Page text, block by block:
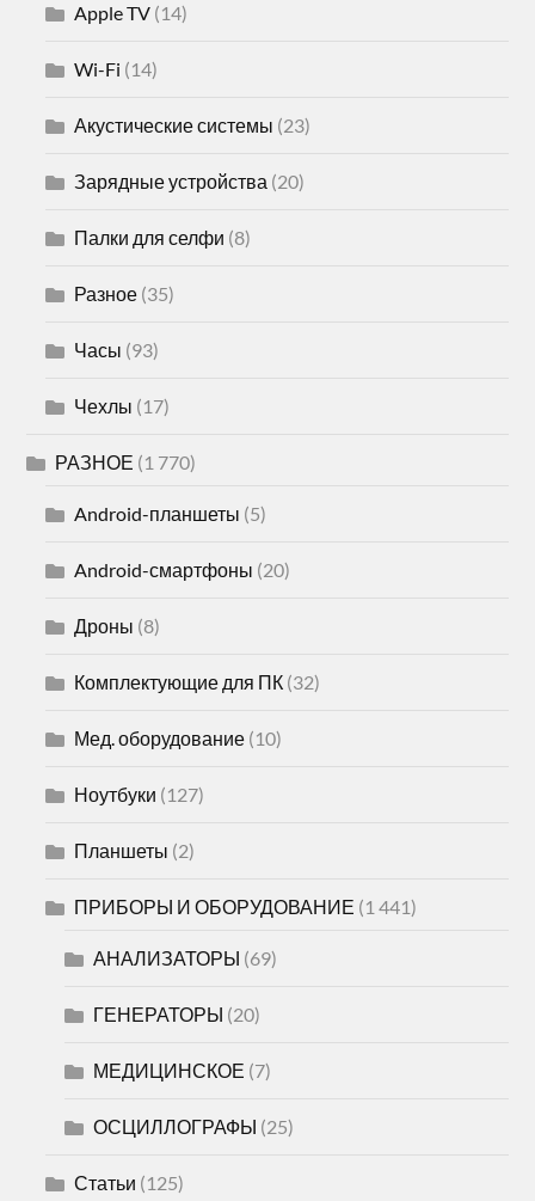
Apple TV (14)
Wi-Fi (14)
Акустические системы (23)
Зарядные устройства (20)
Палки для селфи (8)
Разное (35)
Часы (93)
Чехлы (17)
РАЗНОЕ (1 770)
Android-планшеты (5)
Android-смартфоны (20)
Дроны (8)
Комплектующие для ПК (32)
Мед. оборудование (10)
Ноутбуки (127)
Планшеты (2)
ПРИБОРЫ И ОБОРУДОВАНИЕ (1 441)
АНАЛИЗАТОРЫ (69)
ГЕНЕРАТОРЫ (20)
МЕДИЦИНСКОЕ (7)
ОСЦИЛЛОГРАФЫ (25)
Статьи (125)